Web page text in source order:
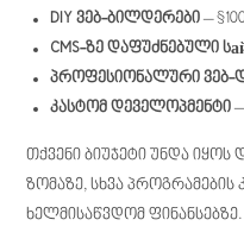
DIY ვებ-ბილდერები –
CMS-ზე დაფუძნებული
პროფესიონალური ვებ-
კასტომ დეველოპმენტი
თქვენი ბიუჯეტი უნდა იყოს
ზომაზე, სხვა პროგრამების
ხელმისაწვდომ ფინანსებზე.